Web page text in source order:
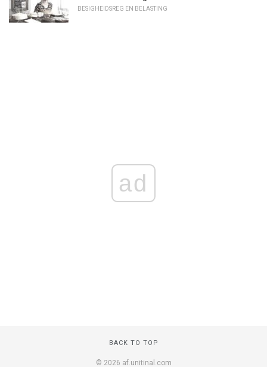
BESIGHEIDSREG EN BELASTING
ad
BACK TO TOP
© 2026 af.unitinal.com